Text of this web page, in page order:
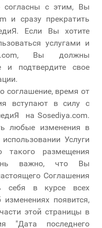
согласны с этим, Вы
и сразу прекратить
Если Вы хотите
услугами и
Вы должны
и подтвердите свое
соглашение, время от
вступают в силу с
на Sosediya.com.
любые изменения в
Услуги
размещения
важно, что Вы
Соглашения
себя в курсе всех
появится,
этой страницы в
"Дата последнего